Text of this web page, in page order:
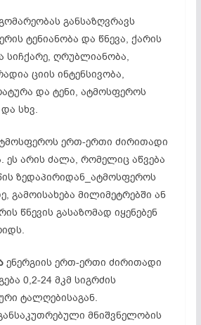
განსაზღვრავს
ტენიანობა და წნევა, ქარის
სიჩქარე, ღრუბლიანობა,
ციის ინტენსივობა,
და ტენი, ატმოსფეროს
სხვ.
ერთ-ერთი ძირითადი
ეს არის ძალა, რომელიც აწვება
ზედაპირიდან_ატმოსფეროს
გამოისახება მილიმეტრებში ან
წნევის გასაზომად იყენებენ
ენერგიის ერთ-ერთი ძირითადი
0,2-24 მკმ სიგრძის
ტალღებისაგან.
მნიშვნელობის